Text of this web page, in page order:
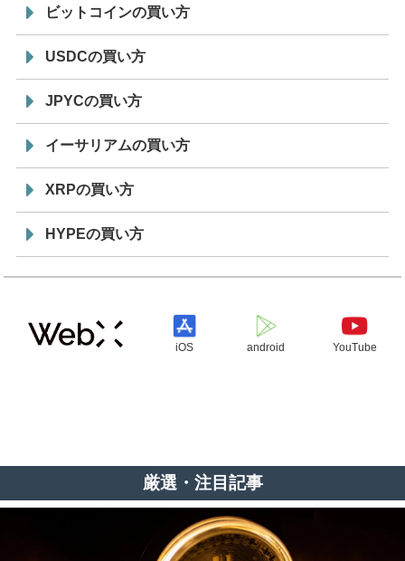
ビットコインの買い方
USDCの買い方
JPYCの買い方
イーサリアムの買い方
XRPの買い方
HYPEの買い方
iOS android YouTube
厳選・注目記事